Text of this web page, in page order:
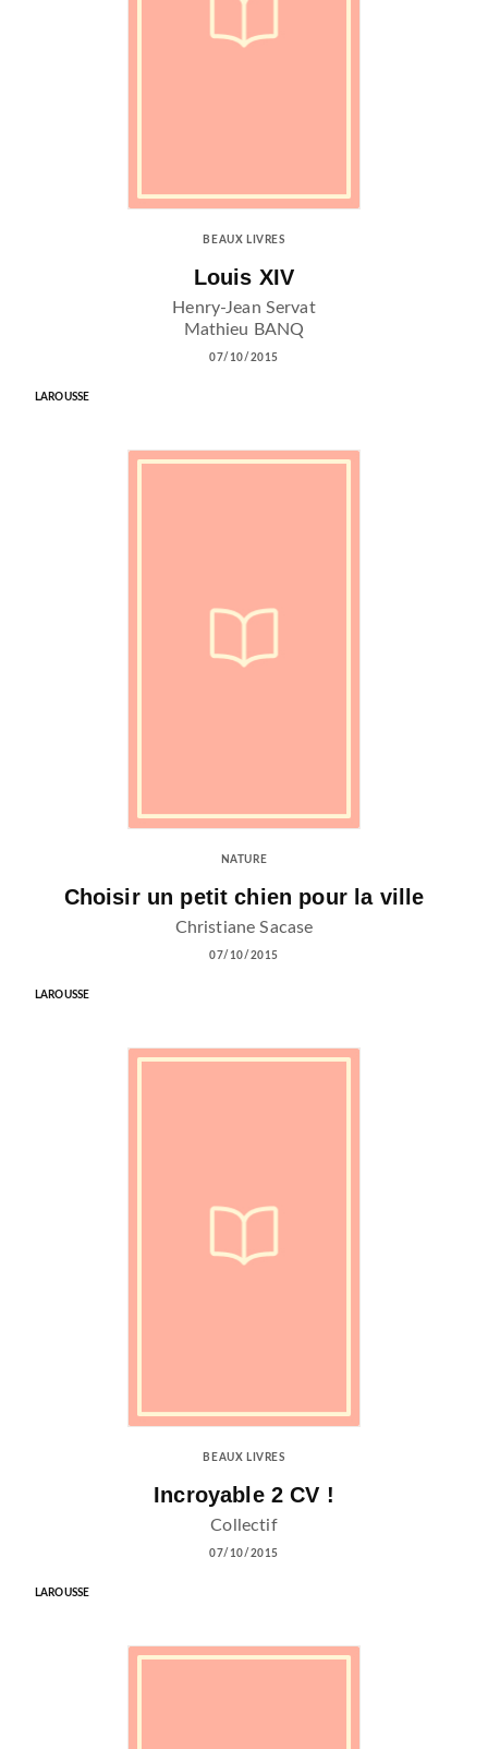
BEAUX LIVRES
Louis XIV
Henry-Jean Servat
Mathieu BANQ
07/10/2015
LAROUSSE
NATURE
Choisir un petit chien pour la ville
Christiane Sacase
07/10/2015
LAROUSSE
BEAUX LIVRES
Incroyable 2 CV !
Collectif
07/10/2015
LAROUSSE